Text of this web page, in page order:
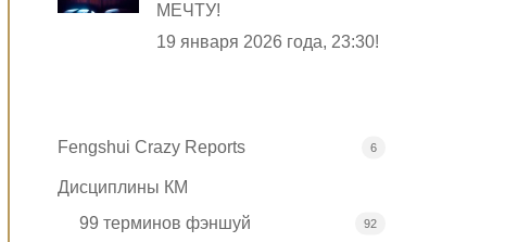
МЕЧТУ!
19 января 2026 года, 23:30!
Fengshui Crazy Reports 6
Дисциплины КМ
99 терминов фэншуй 92